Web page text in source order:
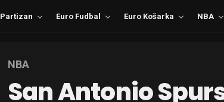
Partizan Euro Fudbal Euro Košarka NBA
NBA
San Antonio